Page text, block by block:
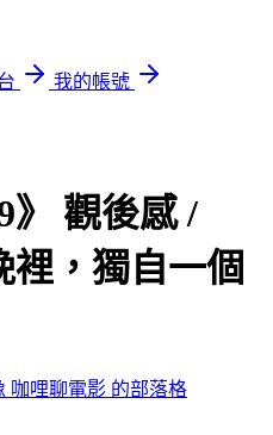
我的帳號
》 觀後感 /
裡，獨自一個
咖哩聊電影 的部落格